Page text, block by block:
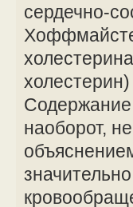
сердечно-
Содержание
наоборот,